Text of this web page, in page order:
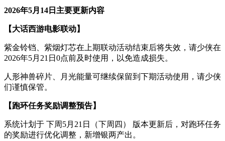
2026年5月14日主要更新内容
【大话西游电影联动】
紫金铃铛、紫烟灯芯在上期联动活动结束后将失效，请少侠在
2026年5月21日0点前及时使用，以免造成损失。
人形神兽碎片、月光能量可继续保留到下期活动使用，请少侠
们谨慎保管。
【跑环任务奖励调整预告】
系统计划于 下周5月21日（下周四） 版本更新后，对跑环任务
的奖励进行优化调整，新增银两产出。